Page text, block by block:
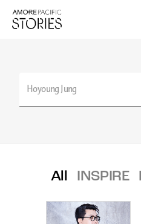
All INSPIRE